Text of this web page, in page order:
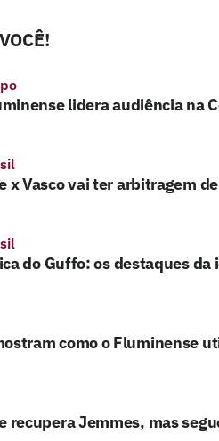
lidera audiência na
x Vasco vai ter arbitragem
do Guffo: os destaques da
como o Fluminense
recupera Jemmes, mas